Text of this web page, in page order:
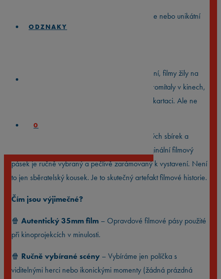
ODZNAKY
0
Hledáš perfektní dárek pro filmového nadšence nebo unikátní
kousek do vlastní sbírky?
Dřív, než kina přešla na digitální formu promítání, filmy žily na
35mm filmových kotoučích. Tyhle kotouče se promítaly v kinech,
viděly je tisíce lidí a pak… většina skončila ve skartaci. Ale ne
My jsme některé z nich zachránili ze soukromých sbírek a
archivů — a dáváme jim nový život. Každý originální filmový
pásek je ručně vybraný a pečlivě zarámovaný k vystavení. Není
to jen sběratelský kousek. Je to skutečný artefakt filmové historie.
Čím jsou výjimečné?
🍿 Autentický 35mm film – Opravdové filmové pásy použité
při kinoprojekcích v minulosti.
🍿 Ručně vybírané scény – Vybíráme jen políčka s
viditelnými herci nebo ikonickými momenty (žádná prázdná